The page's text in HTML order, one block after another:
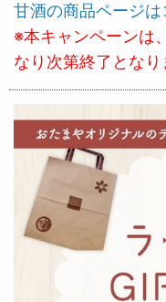
甘酒の商品ページ
※本キャンペーンは
なり次第終了となり